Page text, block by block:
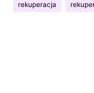
rekuperacja